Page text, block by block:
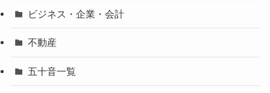
ビジネス・企業・会計
不動産
五十音一覧